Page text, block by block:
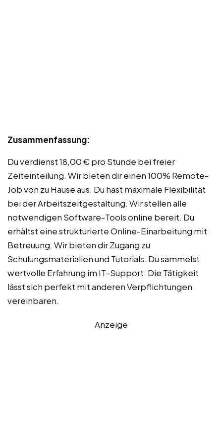
Zusammenfassung:
Du verdienst 18,00 € pro Stunde bei freier
Zeiteinteilung. Wir bieten dir einen 100% Remote-
Job von zu Hause aus. Du hast maximale Flexibilität
bei der Arbeitszeitgestaltung. Wir stellen alle
notwendigen Software-Tools online bereit. Du
erhältst eine strukturierte Online-Einarbeitung mit
Betreuung. Wir bieten dir Zugang zu
Schulungsmaterialien und Tutorials. Du sammelst
wertvolle Erfahrung im IT-Support. Die Tätigkeit
lässt sich perfekt mit anderen Verpflichtungen
vereinbaren.
Anzeige